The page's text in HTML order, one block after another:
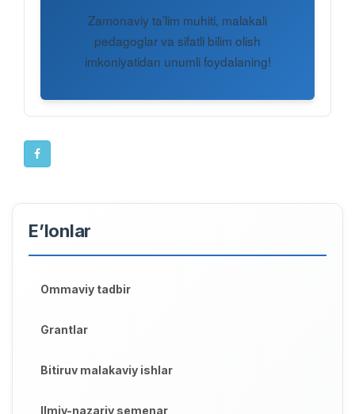
Zamonaviy ta’lim muhiti, malakali
pedagoglar va sifatli bilim olish
imkoniyatidan unumli foydalaning!
E’lonlar
Ommaviy tadbir
Grantlar
Bitiruv malakaviy ishlar
Ilmiy-nazariy semenar